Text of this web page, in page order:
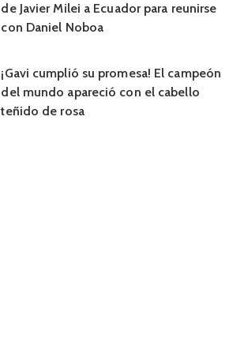
de Javier Milei a Ecuador para reunirse
con Daniel Noboa
¡Gavi cumplió su promesa! El campeón
del mundo apareció con el cabello
teñido de rosa